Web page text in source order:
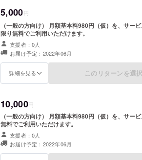
5,000円
（一般の方向け） 月額基本料980円（仮）を、サー
限り無料でご利用いただけます。
支援者：0人
お届け予定：2022年06月
詳細を見る このリターンを選
10,000円
（一般の方向け） 月額基本料980円（仮）を、サー
無料でご利用いただけます。
支援者：0人
お届け予定：2022年06月